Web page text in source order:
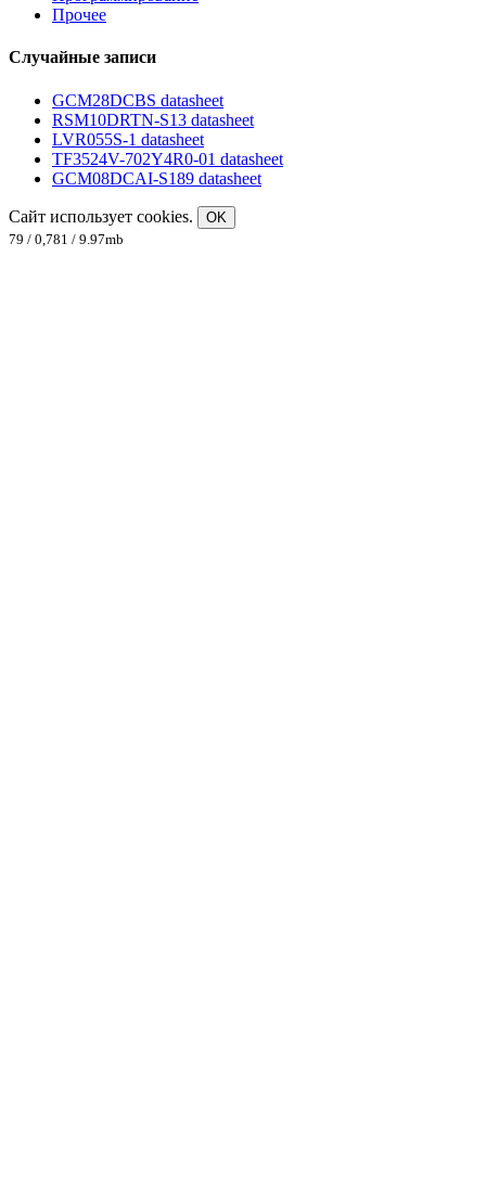
Прочее
Случайные записи
GCM28DCBS datasheet
RSM10DRTN-S13 datasheet
LVR055S-1 datasheet
TF3524V-702Y4R0-01 datasheet
GCM08DCAI-S189 datasheet
Сайт использует cookies.
OK
79 / 0,781 / 9.97mb